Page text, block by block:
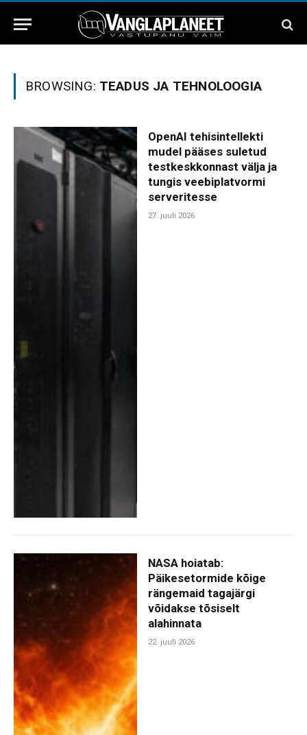
BROWSING: TEADUS JA TEHNOLOOGIA
OpenAI tehisintellekti
mudel pääses suletud
testkeskkonnast välja ja
tungis veebiplatvormi
serveritesse
27. juuli 2026
NASA hoiatab:
Päikesetormide kõige
rängemaid tagajärgi
võidakse tõsiselt
alahinnata
22. juuli 2026